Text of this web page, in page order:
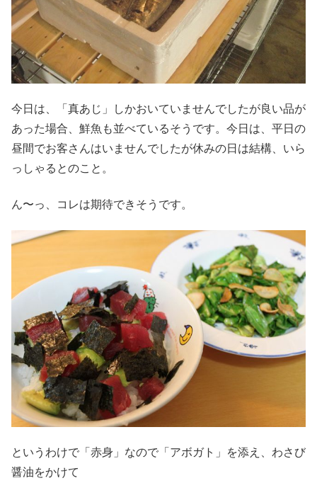
今日は、「真あじ」しかおいていませんでしたが良い品が
あった場合、鮮魚も並べているそうです。今日は、平日の
昼間でお客さんはいませんでしたが休みの日は結構、いら
っしゃるとのこと。
ん〜っ、コレは期待できそうです。
というわけで「赤身」なので「アボガト」を添え、わさび
醤油をかけて